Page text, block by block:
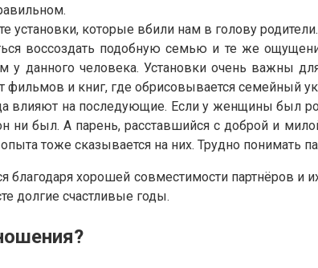
те установки, которые вбили нам в голову
воссоздать подобную семью и те же
у данного человека. Установки очень важны
фильмов и книг, где обрисовывается семейный
на последующие. Если у женщины был
ни был. А парень, расставшийся с доброй и
тоже сказывается на них. Трудно понимать
благодаря хорошей совместимости партнёров
долгие счастливые годы.